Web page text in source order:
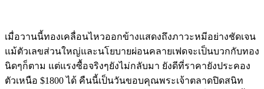
เมื่อวานนี้ทองเคลื่อนไหวออกข้างแสดงถึงภาวะหมีอย่างชัดเจน
แม้ตัวเลขส่วนใหญ่และนโยบายผ่อนคลายเฟดจะเป็นบวกกับทอง
นิดๆก็ตาม แต่แรงซื้อจริงๆยังไม่กลับมา ยังดีที่ราคายังประคอง
ตัวเหนือ $1800 ได้ คืนนี้เป็นวันขอบคุณพระเจ้าตลาดปิดสนิท